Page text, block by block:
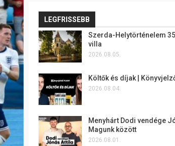
LEGFRISSEBB
Szerda-Helytörténelem
villa
2026.08.05.
Költők és díjak |
2026.08.04.
Menyhárt Dodi vendége
Magunk között
2026.08.01.